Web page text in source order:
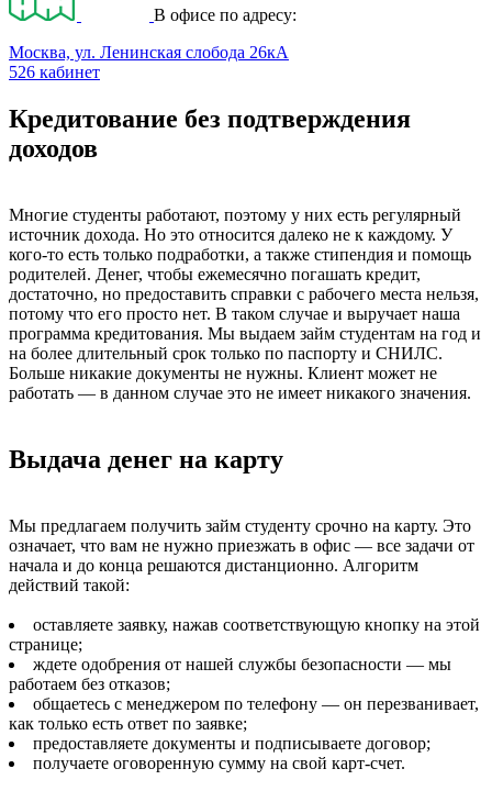
В офисе по адресу:
Москва, ул. Ленинская слобода 26кА
526 кабинет
Кредитование без подтверждения
доходов
Многие студенты работают, поэтому у них есть регулярный
источник дохода. Но это относится далеко не к каждому. У
кого-то есть только подработки, а также стипендия и помощь
родителей. Денег, чтобы ежемесячно погашать кредит,
достаточно, но предоставить справки с рабочего места нельзя,
потому что его просто нет. В таком случае и выручает наша
программа кредитования. Мы выдаем займ студентам на год и
на более длительный срок только по паспорту и СНИЛС.
Больше никакие документы не нужны. Клиент может не
работать — в данном случае это не имеет никакого значения.
Выдача денег на карту
Мы предлагаем получить займ студенту срочно на карту. Это
означает, что вам не нужно приезжать в офис — все задачи от
начала и до конца решаются дистанционно. Алгоритм
действий такой:
оставляете заявку, нажав соответствующую кнопку на этой
странице;
ждете одобрения от нашей службы безопасности — мы
работаем без отказов;
общаетесь с менеджером по телефону — он перезванивает,
как только есть ответ по заявке;
предоставляете документы и подписываете договор;
получаете оговоренную сумму на свой карт-счет.